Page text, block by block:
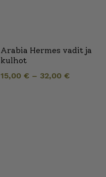
Arabia Hermes vadit ja
kulhot
15,00 € – 32,00 €